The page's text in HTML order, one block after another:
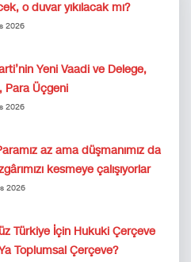
o duvar yıkılacak mı?
2026
Yeni Vaadi ve Delege,
Para Üçgeni
2026
az ama düşmanımız da
kesmeye çalışıyorlar
2026
Türkiye İçin Hukuki Çerçeve
Toplumsal Çerçeve?